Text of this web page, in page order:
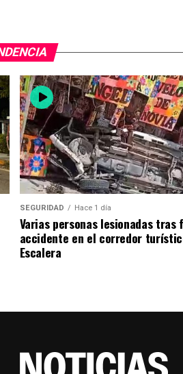
SEGURIDAD Hace 1 día
Varias personas lesionadas tras
accidente en el corredor
Escalera